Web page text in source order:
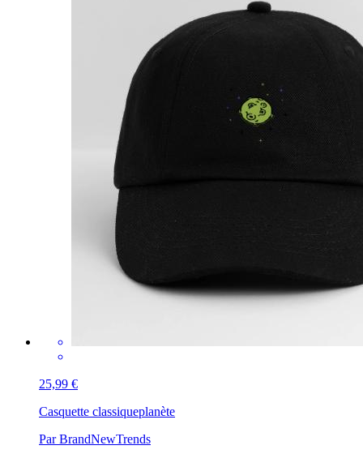
25,99 €
Casquette classiqueplanète
Par BrandNewTrends